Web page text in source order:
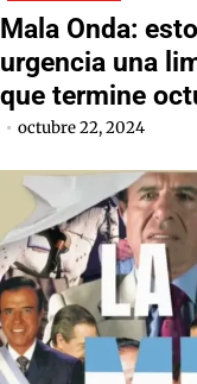
Mala Onda:
urgencia una
que termine
octubre 22, 2024